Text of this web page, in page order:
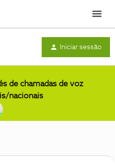
Menu
Iniciar sessão
de chamadas de voz
nacionais